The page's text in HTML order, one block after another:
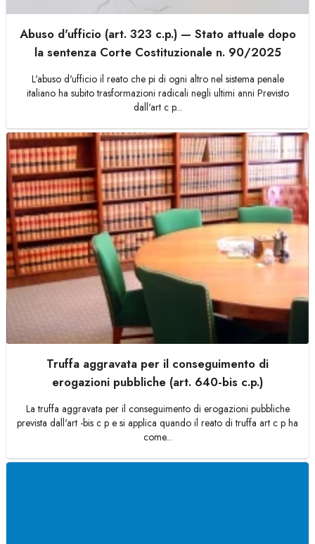
Abuso d'ufficio (art. 323 c.p.) — Stato attuale dopo
la sentenza Corte Costituzionale n. 90/2025
L'abuso d'ufficio il reato che pi di ogni altro nel sistema penale
italiano ha subito trasformazioni radicali negli ultimi anni Previsto
dall'art c p...
Truffa aggravata per il conseguimento di
erogazioni pubbliche (art. 640-bis c.p.)
La truffa aggravata per il conseguimento di erogazioni pubbliche
prevista dall'art -bis c p e si applica quando il reato di truffa art c p ha
come...